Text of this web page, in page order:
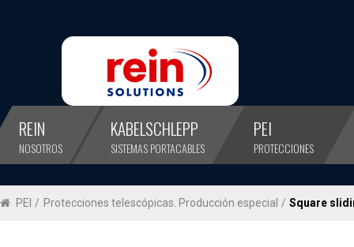
REIN
NOSOTROS
KABELSCHLEPP
SISTEMAS PORTACABLES
PEI
PROTECCIONES
PEI / Protecciones telescópicas. Producción especial / Square